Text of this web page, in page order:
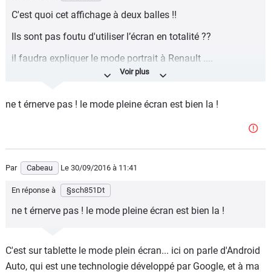
C'est quoi cet affichage à deux balles !!
Ils sont pas foutu d'utiliser l’écran en totalité ??
il faudra expliquer le mode portrait à Renault ....
ne t érnerve pas ! le mode pleine écran est bien la !
Par Cabeau Le 30/09/2016 à 11:41
En réponse à §sch851Dt
ne t érnerve pas ! le mode pleine écran est bien la !
C'est sur tablette le mode plein écran... ici on parle d'Android
Auto, qui est une technologie développé par Google, et à ma